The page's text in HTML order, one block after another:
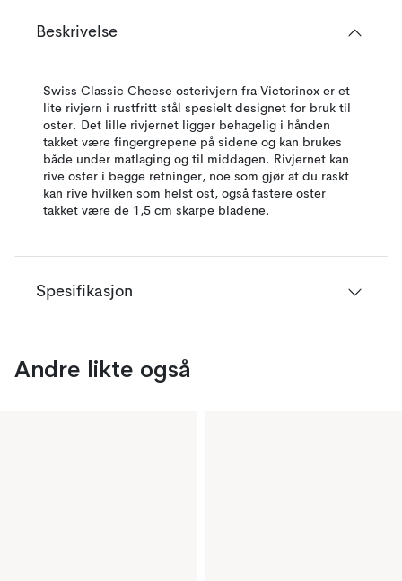
Beskrivelse
Swiss Classic Cheese osterivjern fra Victorinox er et
lite rivjern i rustfritt stål spesielt designet for bruk til
oster. Det lille rivjernet ligger behagelig i hånden
takket være fingergrepene på sidene og kan brukes
både under matlaging og til middagen. Rivjernet kan
rive oster i begge retninger, noe som gjør at du raskt
kan rive hvilken som helst ost, også fastere oster
takket være de 1,5 cm skarpe bladene.
Spesifikasjon
Andre likte også